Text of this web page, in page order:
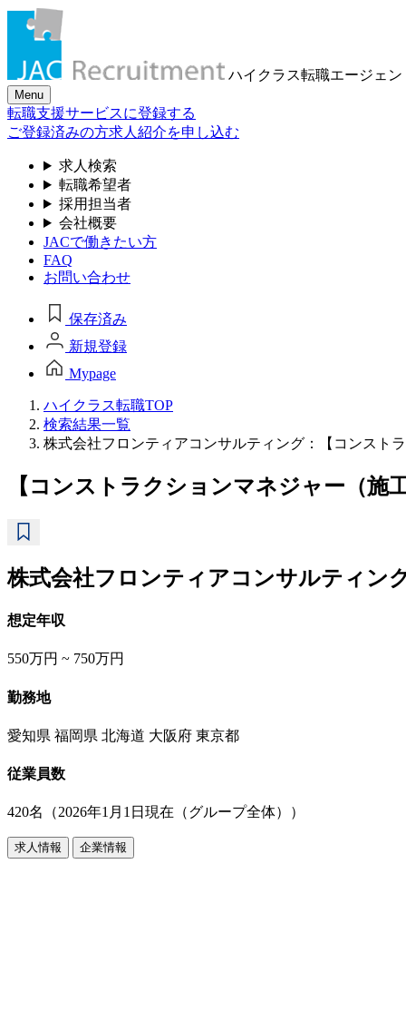
ハイクラス転職エージェン
Menu
転職支援サービスに登録する
ご登録済みの方求人紹介を申し込む
求人検索
転職希望者
採用担当者
会社概要
JACで働きたい方
FAQ
お問い合わせ
保存済み
新規登録
Mypage
ハイクラス転職TOP
検索結果一覧
株式会社フロンティアコンサルティング：【コンスト
【コンストラクションマネジャー（施
株式会社フロンティアコンサルティン
想定年収
550万円 ~ 750万円
勤務地
愛知県 福岡県 北海道 大阪府 東京都
従業員数
420名（2026年1月1日現在（グループ全体））
求人情報 企業情報